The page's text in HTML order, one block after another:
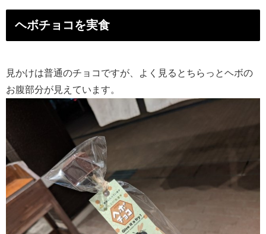
ヘボチョコを実食
見かけは普通のチョコですが、よく見るとちらっとヘボの
お腹部分が見えています。